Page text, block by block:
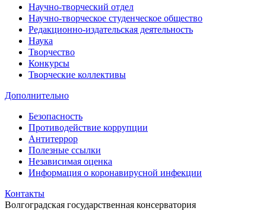
Научно-творческий отдел
Научно-творческое студенческое общество
Редакционно-издательская деятельность
Наука
Творчество
Конкурсы
Творческие коллективы
Дополнительно
Безопасность
Противодействие коррупции
Антитеррор
Полезные ссылки
Независимая оценка
Информация о коронавирусной инфекции
Контакты
Волгоградская государственная консерватория